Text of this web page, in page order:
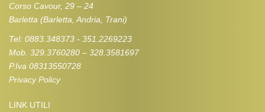
Corso Cavour, 29 – 24
Barletta (Barletta, Andria, Trani)
Tel: 0883.348373 - 351.2269223
Mob. 329.3760280 – 328.3581697
P.Iva 08313550728
Privacy Policy
LINK UTILI